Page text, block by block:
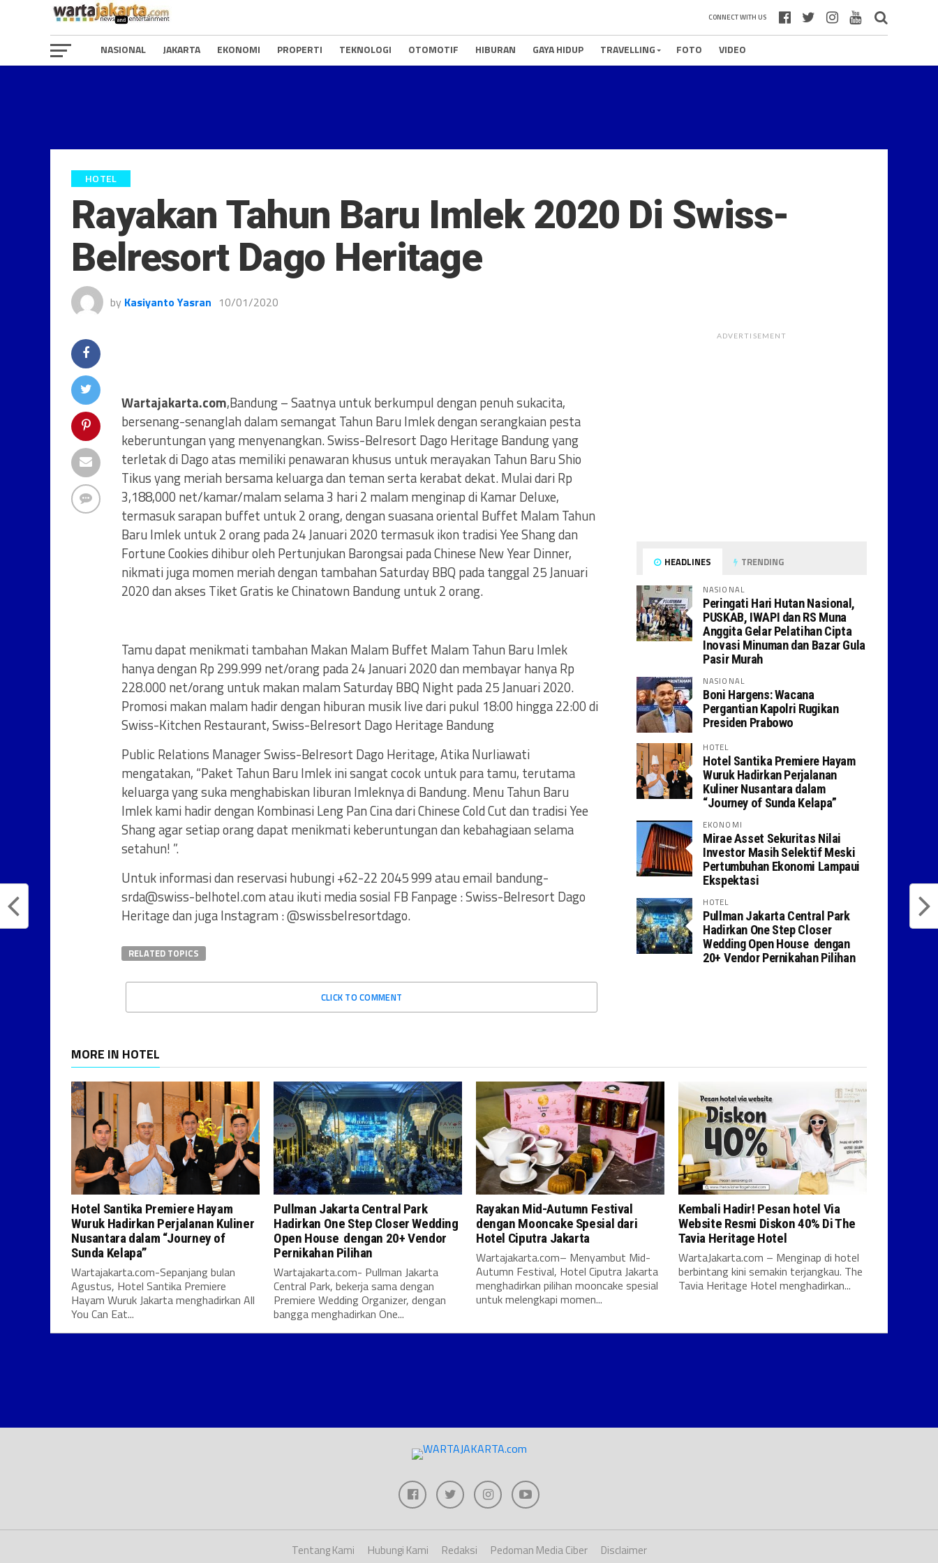
CONNECT WITH US
NASIONAL JAKARTA EKONOMI PROPERTI TEKNOLOGI OTOMOTIF HIBURAN GAYA HIDUP TRAVELLING FOTO VIDEO
HOTEL
Rayakan Tahun Baru Imlek 2020 Di Swiss-
Belresort Dago Heritage
by Kasiyanto Yasran 10/01/2020
Wartajakarta.com,Bandung – Saatnya untuk berkumpul dengan penuh sukacita,
bersenang-senanglah dalam semangat Tahun Baru Imlek dengan serangkaian pesta
keberuntungan yang menyenangkan. Swiss-Belresort Dago Heritage Bandung yang
terletak di Dago atas memiliki penawaran khusus untuk merayakan Tahun Baru Shio
Tikus yang meriah bersama keluarga dan teman serta kerabat dekat. Mulai dari Rp
3,188,000 net/kamar/malam selama 3 hari 2 malam menginap di Kamar Deluxe,
termasuk sarapan buffet untuk 2 orang, dengan suasana oriental Buffet Malam Tahun
Baru Imlek untuk 2 orang pada 24 Januari 2020 termasuk ikon tradisi Yee Shang dan
Fortune Cookies dihibur oleh Pertunjukan Barongsai pada Chinese New Year Dinner,
nikmati juga momen meriah dengan tambahan Saturday BBQ pada tanggal 25 Januari
2020 dan akses Tiket Gratis ke Chinatown Bandung untuk 2 orang.
Tamu dapat menikmati tambahan Makan Malam Buffet Malam Tahun Baru Imlek
hanya dengan Rp 299.999 net/orang pada 24 Januari 2020 dan membayar hanya Rp
228.000 net/orang untuk makan malam Saturday BBQ Night pada 25 Januari 2020.
Promosi makan malam hadir dengan hiburan musik live dari pukul 18:00 hingga 22:00 di
Swiss-Kitchen Restaurant, Swiss-Belresort Dago Heritage Bandung
Public Relations Manager Swiss-Belresort Dago Heritage, Atika Nurliawati
mengatakan, “Paket Tahun Baru Imlek ini sangat cocok untuk para tamu, terutama
keluarga yang suka menghabiskan liburan Imleknya di Bandung. Menu Tahun Baru
Imlek kami hadir dengan Kombinasi Leng Pan Cina dari Chinese Cold Cut dan tradisi Yee
Shang agar setiap orang dapat menikmati keberuntungan dan kebahagiaan selama
setahun! ”.
Untuk informasi dan reservasi hubungi +62-22 2045 999 atau email bandung-
srda@swiss-belhotel.comatau ikuti media sosial FB Fanpage : Swiss-Belresort Dago
Heritage dan juga Instagram : @swissbelresortdago.
RELATED TOPICS
CLICK TO COMMENT
ADVERTISEMENT
HEADLINES TRENDING
NASIONAL
Peringati Hari Hutan Nasional,
PUSKAB, IWAPI dan RS Muna
Anggita Gelar Pelatihan Cipta
Inovasi Minuman dan Bazar Gula
Pasir Murah
NASIONAL
Boni Hargens: Wacana
Pergantian Kapolri Rugikan
Presiden Prabowo
HOTEL
Hotel Santika Premiere Hayam
Wuruk Hadirkan Perjalanan
Kuliner Nusantara dalam
“Journey of Sunda Kelapa”
EKONOMI
Mirae Asset Sekuritas Nilai
Investor Masih Selektif Meski
Pertumbuhan Ekonomi Lampaui
Ekspektasi
HOTEL
Pullman Jakarta Central Park
Hadirkan One Step Closer
Wedding Open House dengan
20+ Vendor Pernikahan Pilihan
MORE IN HOTEL
Hotel Santika Premiere Hayam
Wuruk Hadirkan Perjalanan Kuliner
Nusantara dalam “Journey of
Sunda Kelapa”
Wartajakarta.com-Sepanjang bulan
Agustus, Hotel Santika Premiere
Hayam Wuruk Jakarta menghadirkan All
You Can Eat...
Pullman Jakarta Central Park
Hadirkan One Step Closer Wedding
Open House dengan 20+ Vendor
Pernikahan Pilihan
Wartajakarta.com- Pullman Jakarta
Central Park, bekerja sama dengan
Premiere Wedding Organizer, dengan
bangga menghadirkan One...
Rayakan Mid-Autumn Festival
dengan Mooncake Spesial dari
Hotel Ciputra Jakarta
Wartajakarta.com– Menyambut Mid-
Autumn Festival, Hotel Ciputra Jakarta
menghadirkan pilihan mooncake spesial
untuk melengkapi momen...
Kembali Hadir! Pesan hotel Via
Website Resmi Diskon 40% Di The
Tavia Heritage Hotel
WartaJakarta.com – Menginap di hotel
berbintang kini semakin terjangkau. The
Tavia Heritage Hotel menghadirkan...
Tentang Kami Hubungi Kami Redaksi Pedoman Media Ciber Disclaimer